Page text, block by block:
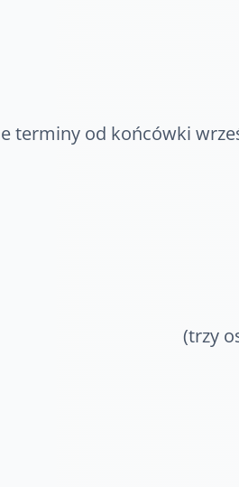
terminy od końcówki
(trzy